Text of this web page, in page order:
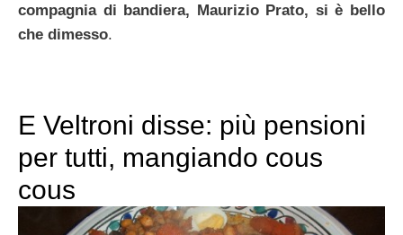
compagnia di bandiera, Maurizio Prato, si è bello
che dimesso.
E Veltroni disse: più pensioni
per tutti, mangiando cous
cous